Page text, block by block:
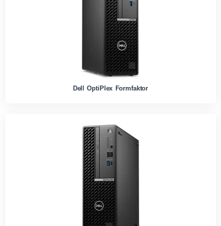
Dell OptiPlex Formfaktor